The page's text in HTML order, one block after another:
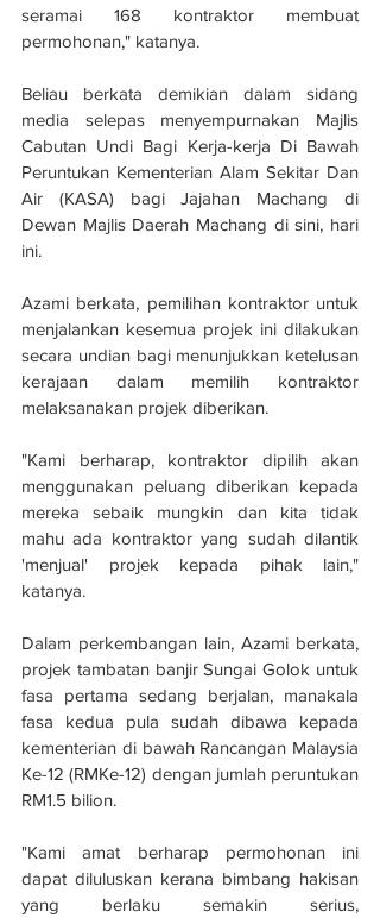
seramai 168 kontraktor membuat
permohonan," katanya.
Beliau berkata demikian dalam sidang
media selepas menyempurnakan Majlis
Cabutan Undi Bagi Kerja-kerja Di Bawah
Peruntukan Kementerian Alam Sekitar Dan
Air (KASA) bagi Jajahan Machang di
Dewan Majlis Daerah Machang di sini, hari
ini.
Azami berkata, pemilihan kontraktor untuk
menjalankan kesemua projek ini dilakukan
secara undian bagi menunjukkan ketelusan
kerajaan dalam memilih kontraktor
melaksanakan projek diberikan.
"Kami berharap, kontraktor dipilih akan
menggunakan peluang diberikan kepada
mereka sebaik mungkin dan kita tidak
mahu ada kontraktor yang sudah dilantik
'menjual' projek kepada pihak lain,"
katanya.
Dalam perkembangan lain, Azami berkata,
projek tambatan banjir Sungai Golok untuk
fasa pertama sedang berjalan, manakala
fasa kedua pula sudah dibawa kepada
kementerian di bawah Rancangan Malaysia
Ke-12 (RMKe-12) dengan jumlah peruntukan
RM1.5 bilion.
"Kami amat berharap permohonan ini
dapat diluluskan kerana bimbang hakisan
yang berlaku semakin serius,